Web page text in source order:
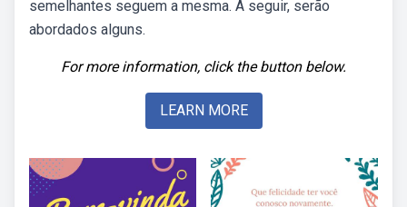
semelhantes seguem a mesma. A seguir, serão
abordados alguns.
For more information, click the button below.
LEARN MORE